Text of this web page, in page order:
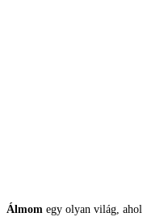
Álmom egy olyan világ,